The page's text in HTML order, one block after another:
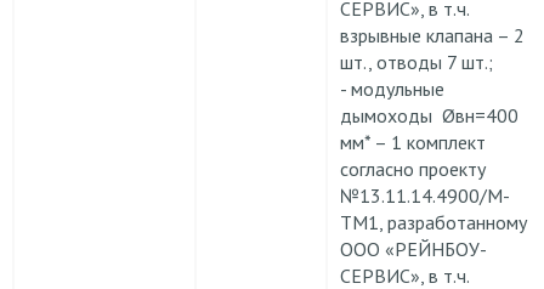
СЕРВИС», в т.ч.
взрывные клапана – 2
шт., отводы 7 шт.;
- модульные
дымоходы Øвн=400
мм* – 1 комплект
согласно проекту
№13.11.14.4900/М-
ТМ1, разработанному
ООО «РЕЙНБОУ-
СЕРВИС», в т.ч.